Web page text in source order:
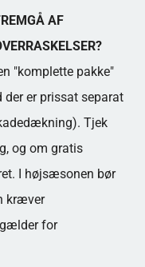
AF
"komplette pakke"
der er prissat separat
Tjek
og om gratis
I højsæsonen bør
kræver
for